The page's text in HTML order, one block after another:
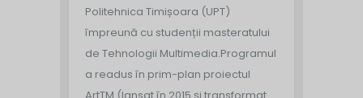
Politehnica Timișoara (UPT)
împreună cu studenții masteratului
de Tehnologii Multimedia.Programul
a readus în prim-plan proiectul